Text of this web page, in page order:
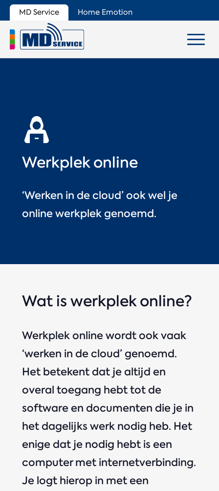
MD Service Home Emotion
Werkplek online
‘Werken in de cloud’ ook wel je
online werkplek genoemd.
Wat is werkplek online?
Werkplek online wordt ook vaak
‘werken in de cloud’ genoemd.
Het betekent dat je altijd en
overal toegang hebt tot de
software en documenten die je in
het dagelijks werk nodig heb. Het
enige dat je nodig hebt is een
computer met internetverbinding.
Je logt hierop in met een